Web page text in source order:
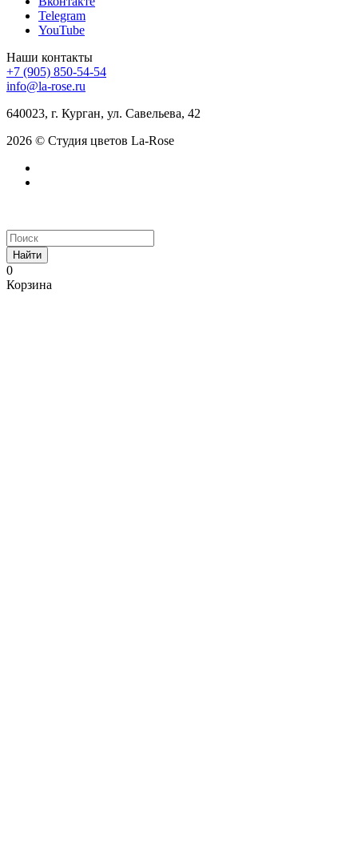
Telegram
YouTube
Наши контакты
+7 (905) 850-54-54
info@la-rose.ru
640023, г. Курган, ул. Савельева, 42
2026 © Студия цветов La-Rose
Найти
0
Корзина